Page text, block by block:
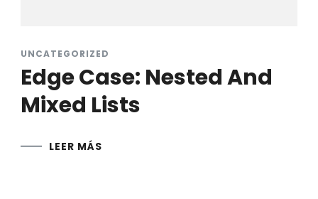
UNCATEGORIZED
Edge Case: Nested And
Mixed Lists
LEER MÁS